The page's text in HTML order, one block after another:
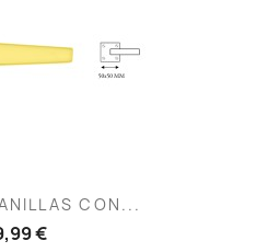
CON...
€